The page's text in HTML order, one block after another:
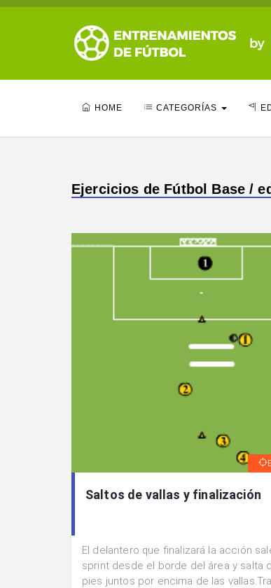
HOME CATEGORÍAS
Ejercicios de Fútbol Base /
Saltos de vallas y finalización
El delantero que finalizará la acción
sprint desde el borde del área y salta
pies juntos por encima de las